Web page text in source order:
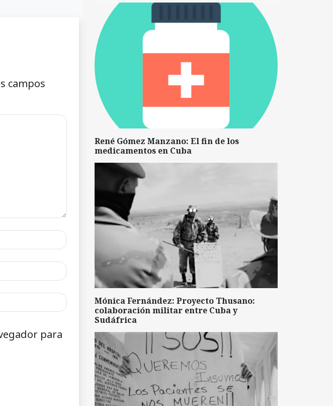
campos
para
René Gómez Manzano: El fin de los
medicamentos en Cuba
Mónica Fernández: Proyecto Thusano:
colaboración militar entre Cuba y
Sudáfrica